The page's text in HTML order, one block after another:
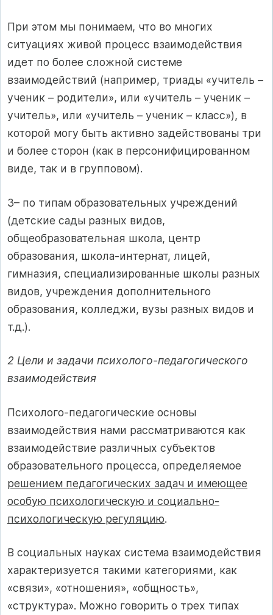
При этом мы понимаем, что во многих
ситуациях живой процесс взаимодействия
идет по более сложной системе
взаимодействий (например, триады «учитель –
ученик – родители», или «учитель – ученик –
учитель», или «учитель – ученик – класс»), в
которой могу быть активно задействованы три
и более сторон (как в персонифицированном
виде, так и в групповом).
3– по типам образовательных учреждений
(детские сады разных видов,
общеобразовательная школа, центр
образования, школа-интернат, лицей,
гимназия, специализированные школы разных
видов, учреждения дополнительного
образования, колледжи, вузы разных видов и
т.д.).
2 Цели и задачи психолого-педагогического
взаимодействия
Психолого-педагогические основы
взаимодействия нами рассматриваются как
взаимодействие различных субъектов
образовательного процесса, определяемое
решением педагогических задач и имеющее
особую психологическую и социально-
психологическую регуляцию.
В социальных науках система взаимодействия
характеризуется такими категориями, как
«связи», «отношения», «общность»,
«структура». Можно говорить о трех типах